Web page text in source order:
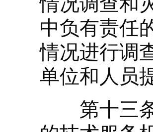
中负有责任
情况进行调
单位和人员
第十三条